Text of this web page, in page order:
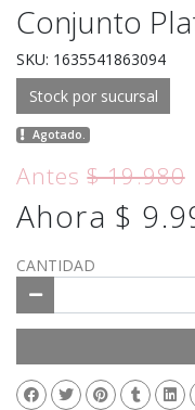
Conjunto
SKU: 1635541863094
Stock por sucursal
Agotado.
Antes$ 19.980
Ahora $
CANTIDAD